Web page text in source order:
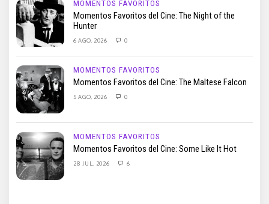
MOMENTOS FAVORITOS
Momentos Favoritos del Cine: The Night of the
Hunter
6 AGO, 2026 0
MOMENTOS FAVORITOS
Momentos Favoritos del Cine: The Maltese Falcon
5 AGO, 2026 0
MOMENTOS FAVORITOS
Momentos Favoritos del Cine: Some Like It Hot
28 JUL, 2026 6